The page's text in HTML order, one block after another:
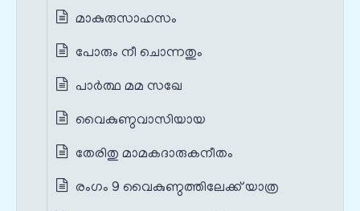
മാകുരുസാഹസം
പോരും നീ ചൊന്നതും
പാർത്ഥ മമ സഖേ
വൈകുണ്ഠവാസിയായ
തേരിതു മാമകദാരുകനീതം
രംഗം 9 വൈകുണ്ഠത്തിലേക്ക് യാത്ര